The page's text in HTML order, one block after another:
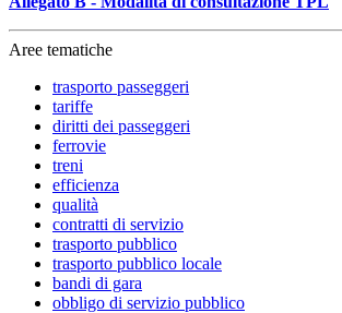
Aree tematiche
trasporto passeggeri
tariffe
diritti dei passeggeri
ferrovie
treni
efficienza
qualità
contratti di servizio
trasporto pubblico
trasporto pubblico locale
bandi di gara
obbligo di servizio pubblico